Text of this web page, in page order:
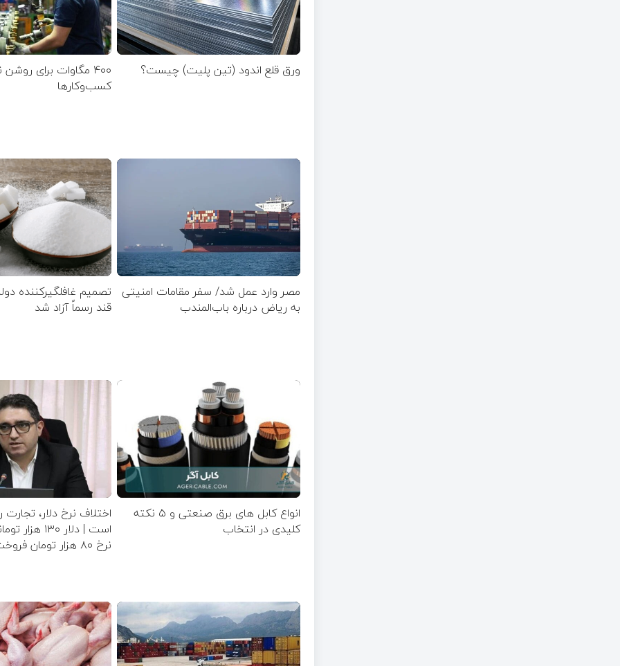
ورق قلع اندود (تین پلیت) چیست؟
۴۰۰ مگاوات برای
کسب‌وکار‌ها
مصر وارد عمل شد/ سفر مقامات امنیتی
به ریاض درباره باب‌المندب
تصمیم غافلگیرکننده
قند رسماً آزاد شد
انواع کابل های برق صنعتی و ۵ نکته
کلیدی در انتخاب
اختلاف نرخ دلار، تجارت
است | دلار
نرخ ۸۰ هزار تومان فروخت